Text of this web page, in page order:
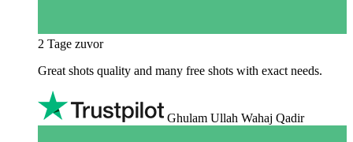
2 Tage zuvor
Great shots quality and many free shots with exact needs.
Ghulam Ullah Wahaj Qadir